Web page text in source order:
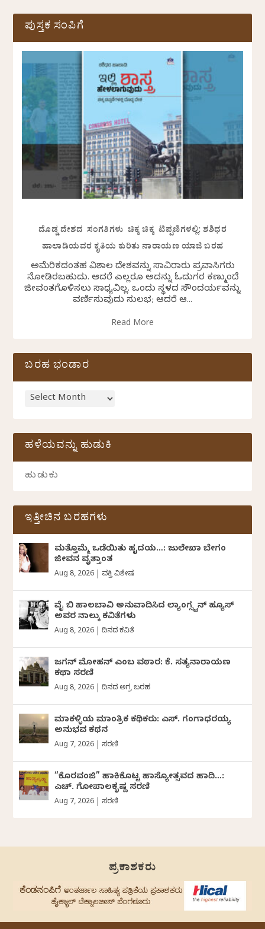
ಪುಸ್ತಕ ಸಂಪಿಗೆ
ದೊಡ್ಡ ದೇಶದ ಸಂಗತಿಗಳು ಚಿಕ್ಕ ಚಿಕ್ಕ ಟಿಪ್ಪಣಿಗಳಲ್ಲಿ: ಶಶಿಧರ
ಹಾಲಾಡಿಯವರ ಕೃತಿಯ ಕುರಿತು ನಾರಾಯಣ ಯಾಜಿ ಬರಹ
ಅಮೆರಿಕದಂತಹ ವಿಶಾಲ ದೇಶವನ್ನು ಸಾವಿರಾರು ಪ್ರವಾಸಿಗರು
ನೋಡಿರಬಹುದು. ಆದರೆ ಎಲ್ಲರೂ ಅದನ್ನು ಓದುಗರ ಕಣ್ಮುಂದೆ
ಜೀವಂತಗೊಳಿಸಲು ಸಾಧ್ಯವಿಲ್ಲ. ಒಂದು ಸ್ಥಳದ ಸೌಂದರ್ಯವನ್ನು
ವರ್ಣಿಸುವುದು ಸುಲಭ; ಆದರೆ ಆ...
Read More
ಬರಹ ಭಂಡಾರ
ಹಳೆಯವನ್ನು ಹುಡುಕಿ
ಇತ್ತೀಚಿನ ಬರಹಗಳು
ಮತ್ತೊಮ್ಮೆ ಒಡೆಯಿತು ಹೃದಯ…: ಜುಲೇಖಾ ಬೇಗಂ
ಜೀವನ ವೃತ್ತಾಂತ
Aug 8, 2026 ವ್ಯಕ್ತಿ ವಿಶೇಷ
ವೈ ಬಿ ಹಾಲಬಾವಿ ಅನುವಾದಿಸಿದ ಲ್ಯಾಂಗ್ಸ್ಟನ್ ಹ್ಯೂಸ್
ಅವರ ನಾಲ್ಕು ಕವಿತೆಗಳು
Aug 8, 2026 |ದಿನದ ಕವಿತೆ
ಜಗನ್‌ ಮೋಹನ್‌ ಎಂಬ ವಠಾರ: ಕೆ. ಸತ್ಯನಾರಾಯಣ
ಕಥಾ ಸರಣಿ
Aug 8, 2026 |ದಿನದ ಅಗ್ರ ಬರಹ
ಮಾಕಳ್ಳಿಯ ಮಾಂತ್ರಿಕ ಕಥಿಕರು: ಎಸ್. ಗಂಗಾಧರಯ್ಯ
ಅನುಭವ ಕಥನ
Aug 7, 2026 ಸರಣಿ
“ಕೊರವಂಜಿ” ಹಾಕಿಕೊಟ್ಟ ಹಾಸ್ಯೋತ್ಸವದ ಹಾದಿ…:
ಎಚ್. ಗೋಪಾಲಕೃಷ್ಣ ಸರಣಿ
Aug 7, 2026 ಸರಣಿ
ಪ್ರಕಾಶಕರು